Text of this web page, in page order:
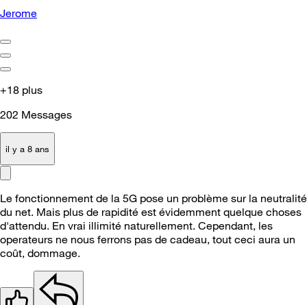
Jerome
+18 plus
202 Messages
il y a 8 ans
Le fonctionnement de la 5G pose un problème sur la neutralité
du net. Mais plus de rapidité est évidemment quelque choses
d'attendu. En vrai illimité naturellement. Cependant, les
operateurs ne nous ferrons pas de cadeau, tout ceci aura un
coût, dommage.